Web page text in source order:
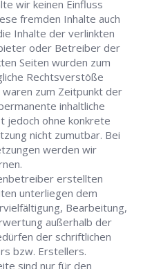
wir keinen Einfluss
fremden Inhalte auch
Inhalte der verlinkten
oder Betreiber der
Seiten wurden zum
Rechtsverstöße
zum Zeitpunkt der
inhaltliche
jedoch ohne konkrete
nicht zumutbar. Bei
werden wir
erstellten
unterliegen dem
Bearbeitung,
außerhalb der
der schriftlichen
bzw. Erstellers.
sind nur für den